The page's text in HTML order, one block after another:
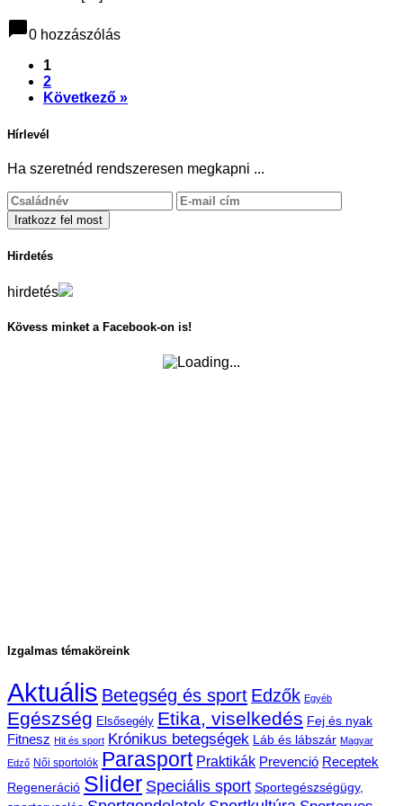
chat_bubble0 hozzászólás
1
2
Következő »
Hírlevél
Ha szeretnéd rendszeresen megkapni ...
Hirdetés
hirdetés
Kövess minket a Facebook-on is!
Izgalmas témaköreink
Aktuális Betegség és sport Edzők Egyéb
Egészség Elsősegély Etika, viselkedés Fej és nyak
Fitnesz Hit és sport Krónikus betegségek Láb és lábszár Magyar
Edző Női sportolók Parasport Praktikák Prevenció Receptek
Regeneráció Slider Speciális sport Sportegészségügy,